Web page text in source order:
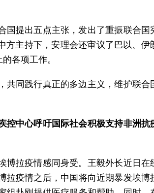
提出五点主张，发出了重振联合
主持下，安理会还审议了巴以、
各项工作。
同践行真正的多边主义，维护联
中心呼吁国际社会积极支持非洲
拉疫情感同身受。王毅外长近日
疫情之后，中国将向近期暴发埃